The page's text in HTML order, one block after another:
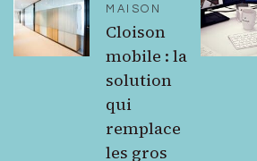
MAISON
Cloison
mobile : la
solution
qui
remplace
les gros